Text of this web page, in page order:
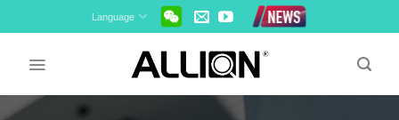
to
Language